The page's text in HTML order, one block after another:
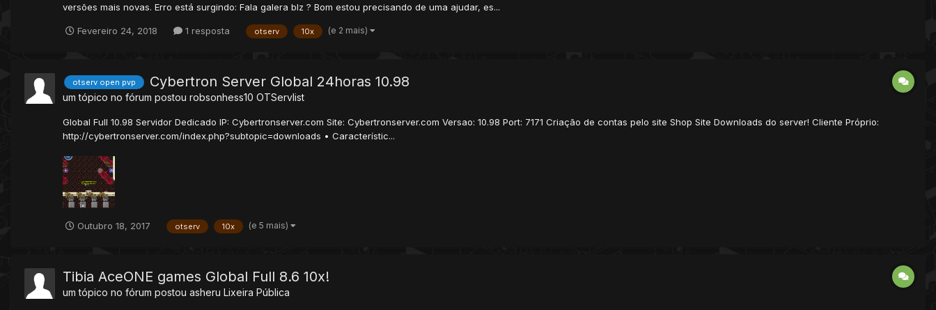
versões mais novas. Erro está surgindo: Fala galera blz ? Bom estou precisando de uma ajudar, es...
Fevereiro 24, 2018 1 resposta otserv 10x (e 2 mais)
otserv open pvp Cybertron Server Global 24horas 10.98
um tópico no fórum postou robsonhess10 OTServlist
Global Full 10.98 Servidor Dedicado IP: Cybertronserver.com Site: Cybertronserver.com Versao: 10.98 Port: 7171 Criação de contas pelo site Shop Site Downloads do server! Cliente Próprio:
http://cybertronserver.com/index.php?subtopic=downloads • Característic...
Outubro 18, 2017 otserv 10x (e 5 mais)
Tibia AceONE games Global Full 8.6 10x!
um tópico no fórum postou asheru Lixeira Pública